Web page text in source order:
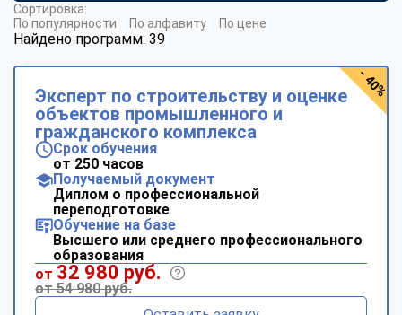
Найдено программ: 39
Сортировка:
По популярности
По алфавиту По цене
Эксперт по строительству и оценке
объектов промышленного и
гражданского комплекса
Срок обучения
от 250 часов
Получаемый документ
Диплом о профессиональной
переподготовке
Обучение на базе
Высшего или среднего профессионального
образования
от 32 980 руб.
от 54 980 руб.
- 40%